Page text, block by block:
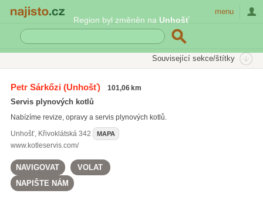
Region byl změněn na Unhošť
menu
Související sekce/štítky
Nonstop opravy voda, plyn a topení
Petr Sárkőzi(Unhošť) 101,06 km
Servis plynových kotlů
Nabízíme revize, opravy a servis plynových kotlů.
Unhošť, Křivoklátská 342 MAPA
www.kotleservis.com/
NAVIGOVAT
VOLAT
NAPIŠTE NÁM